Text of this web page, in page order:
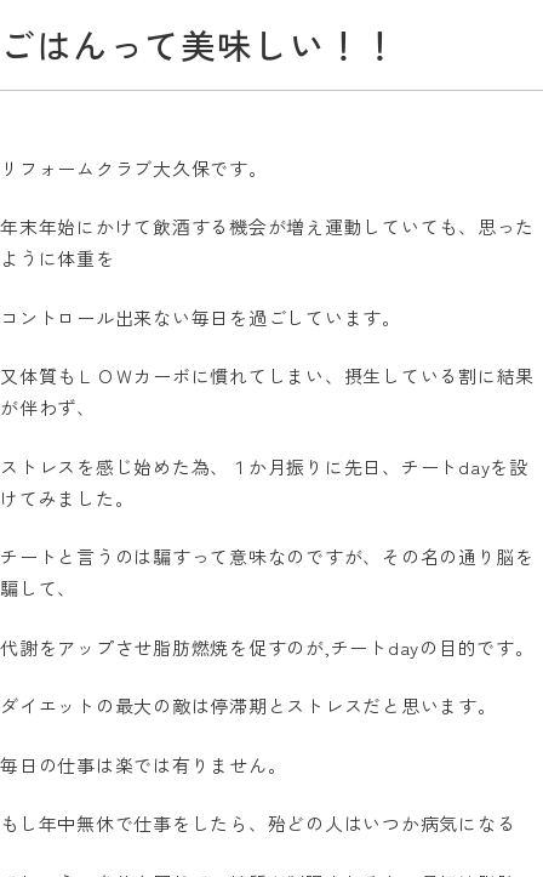
ごはんって美味しい！！
リフォームクラブ大久保です。
年末年始にかけて飲酒する機会が増え運動していても、思った
ように体重を
コントロール出来ない毎日を過ごしています。
又体質もＬＯＷカーボに慣れてしまい、摂生している割に結果
が伴わず、
ストレスを感じ始めた為、１か月振りに先日、チート dayを設
けてみました。
チートと言うのは騙すって意味なのですが、その名の通り脳を
騙して、
代謝をアップさせ脂肪燃焼を促すのが,チート dayの目的です。
ダイエットの最大の敵は停滞期とストレスだと思います。
毎日の仕事は楽では有りません。
もし年中無休で仕事をしたら、殆どの人はいつか病気になる